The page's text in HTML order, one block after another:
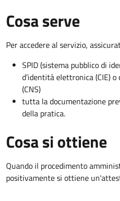
Cosa serve
Per accedere al servizio,
SPID (sistema pubblico di
d’identità elettronica (CIE)
(CNS)
tutta la documentazione
della pratica.
Cosa si ottiene
Quando il procedimento
positivamente si ottiene